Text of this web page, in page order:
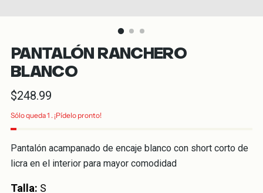
PANTALÓN RANCHERO
BLANCO
Precio
normal
$248.99
Sólo queda 1 . ¡Pídelo pronto!
Pantalón acampanado de encaje blanco con short corto de
licra en el interior para mayor comodidad
Talla: S